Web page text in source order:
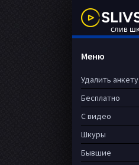
Меню
Удалить анкету
Бесплатно
С видео
Шкуры
Бывшие